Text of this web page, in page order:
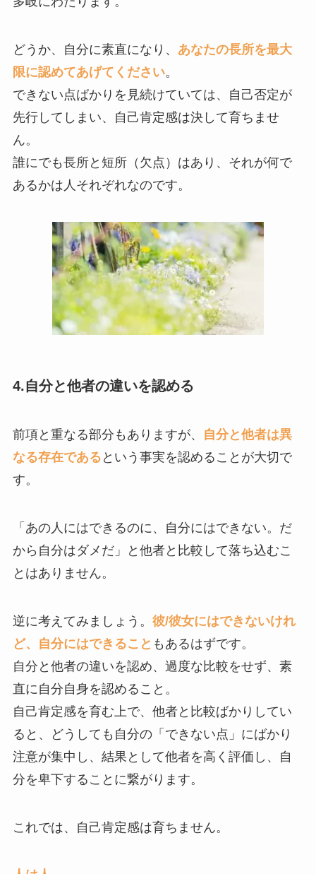
どうか、自分に素直になり、 あなたの長所を最大
限に認めてあげてください。
できない点ばかりを見続けていては、自己否定が
先行してしまい、自己肯定感は決して育ちませ
ん。
誰にでも長所と短所（欠点）はあり、それが何で
あるかは人それぞれなのです。
4.自分と他者の違いを認める
前項と重なる部分もありますが、
自分と他者は異
なる存在である という事実を認めることが大切で
す。
「あの人にはできるのに、自分にはできない。だ
から自分はダメだ」と他者と比較して落ち込むこ
とはありません。
逆に考えてみましょう。 彼/彼女にはできないけれ
ど、自分にはできること もあるはずです。
自分と他者の違いを認め、過度な比較をせず、素
直に自分自身を認めること。
自己肯定感を育む上で、他者と比較ばかりしてい
ると、どうしても自分の「できない点」にばかり
注意が集中し、結果として他者を高く評価し、自
分を卑下することに繋がります。
これでは、自己肯定感は育ちません。